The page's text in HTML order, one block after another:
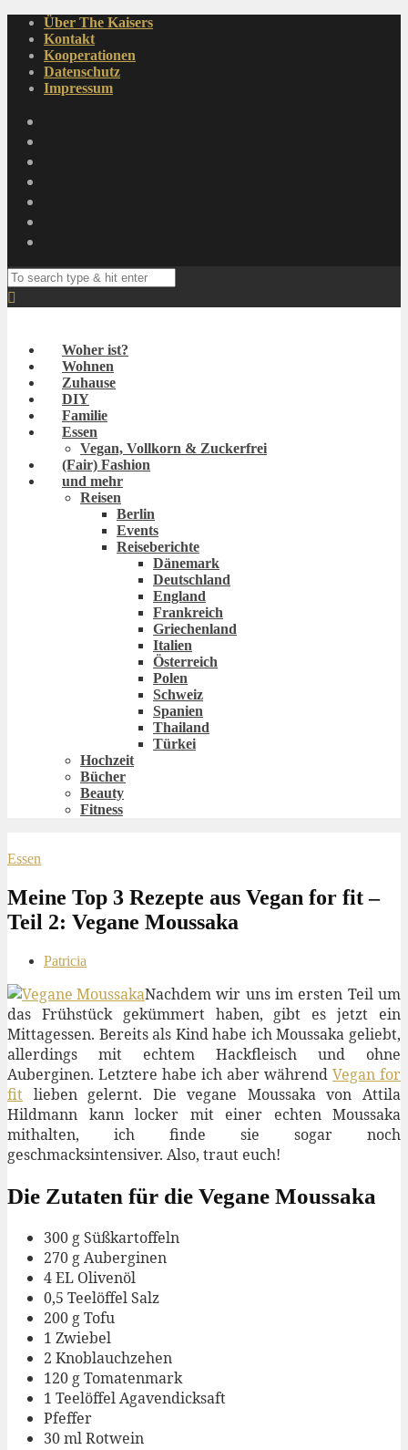
Über The Kaisers
Kontakt
Kooperationen
Datenschutz
Impressum
Woher ist?
Wohnen
Zuhause
DIY
Familie
Essen
Vegan, Vollkorn & Zuckerfrei
(Fair) Fashion
und mehr
Reisen
Berlin
Events
Reiseberichte
Dänemark
Deutschland
England
Frankreich
Griechenland
Italien
Österreich
Polen
Schweiz
Spanien
Thailand
Türkei
Hochzeit
Bücher
Beauty
Fitness
Essen
Meine Top 3 Rezepte aus Vegan for fit –
Teil 2: Vegane Moussaka
Patricia
Nachdem wir uns im ersten Teil um
das Frühstück gekümmert haben, gibt es jetzt ein
Mittagessen. Bereits als Kind habe ich Moussaka geliebt,
allerdings mit echtem Hackfleisch und ohne
Auberginen. Letztere habe ich aber während Vegan for
fit lieben gelernt. Die vegane Moussaka von Attila
Hildmann kann locker mit einer echten Moussaka
mithalten, ich finde sie sogar noch
geschmacksintensiver. Also, traut euch!
Die Zutaten für die Vegane Moussaka
300 g Süßkartoffeln
270 g Auberginen
4 EL Olivenöl
0,5 Teelöffel Salz
200 g Tofu
1 Zwiebel
2 Knoblauchzehen
120 g Tomatenmark
1 Teelöffel Agavendicksaft
Pfeffer
30 ml Rotwein